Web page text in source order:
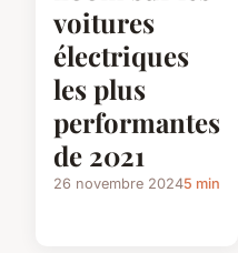
voitures
électriques
les plus
performantes
de 2021
26 novembre 20245 min